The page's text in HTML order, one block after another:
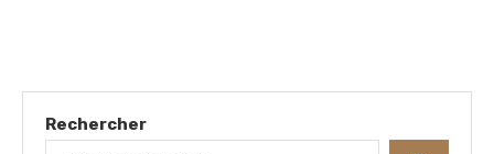
Rechercher